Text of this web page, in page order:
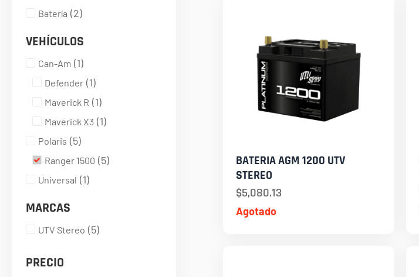
Batería (2)
VEHÍCULOS
Can-Am (1)
Defender (1)
Maverick R (1)
Maverick X3 (1)
Polaris (5)
Ranger 1500 (5)
Universal (1)
MARCAS
UTV Stereo (5)
PRECIO
Agotado
BATERIA AGM 1200 UTV
STEREO
$5,080.13